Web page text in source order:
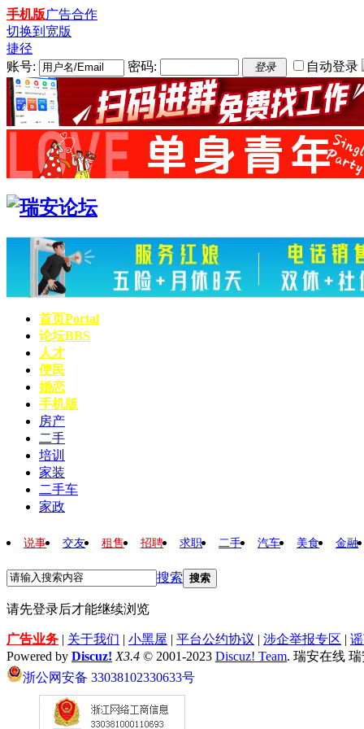
手机版广告合作
切换到宽版
捷径
账号:
密码: 登录 自动登录
首页Portal
论坛BBS
人才
便民
婚恋
手机版
房产
二手
培训
家装
二手车
家政
说事 交友 租售 招聘 求职 二手 汽车 美食 金融
搜索 搜索
请先登录后才能继续浏览
广告业务 | 关于我们 | 小黑屋 | 平台公约协议 | 涉企举报专区 |
Powered by Discuz! X3.4 © 2001-2023 Discuz! Team. 瑞安在线
浙公网安备 33038102330633号